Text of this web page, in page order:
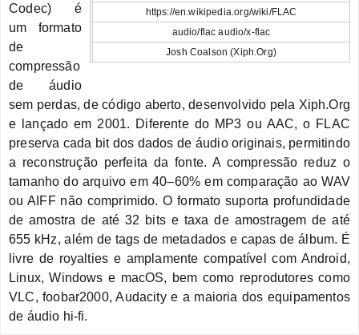
https://en.wikipedia.org/wiki/FLAC
audio/flac audio/x-flac
Josh Coalson (Xiph.Org)
Codec) é
um formato
de
compressão
de áudio
sem perdas, de código aberto, desenvolvido pela Xiph.Org
e lançado em 2001. Diferente do MP3 ou AAC, o FLAC
preserva cada bit dos dados de áudio originais, permitindo
a reconstrução perfeita da fonte. A compressão reduz o
tamanho do arquivo em 40–60% em comparação ao WAV
ou AIFF não comprimido. O formato suporta profundidade
de amostra de até 32 bits e taxa de amostragem de até
655 kHz, além de tags de metadados e capas de álbum. É
livre de royalties e amplamente compatível com Android,
Linux, Windows e macOS, bem como reprodutores como
VLC, foobar2000, Audacity e a maioria dos equipamentos
de áudio hi-fi.